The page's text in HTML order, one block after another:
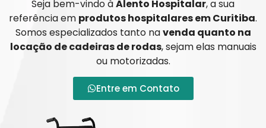
Seja bem-vindo àAlento Hospitalar, a sua
referência em produtos hospitalares em Curitiba.
Somos especializados tanto navenda quanto na
locação de cadeiras de rodas, sejam elas manuais
ou motorizadas.
Entre em Contato